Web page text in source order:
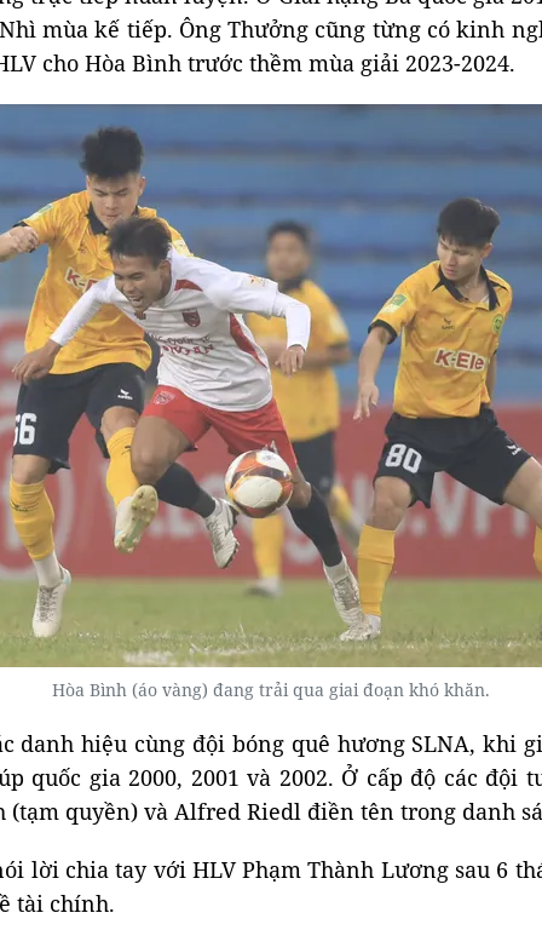
mùa kế tiếp. Ông Thưởng cũng từng có kinh
cho Hòa Bình trước thềm mùa giải 2023-2024.
Hòa Bình (áo vàng) đang trải qua giai đoạn khó khăn.
danh hiệu cùng đội bóng quê hương SLNA, khi
quốc gia 2000, 2001 và 2002. Ở cấp độ các
(tạm quyền) và Alfred Riedl điền tên trong danh
lời chia tay với HLV Phạm Thành Lương sau 6
tài chính.